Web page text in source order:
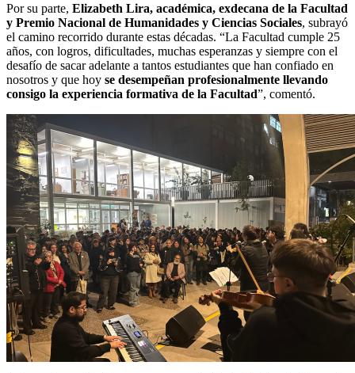
Por su parte, Elizabeth Lira, académica, exdecana de la Facultad
y Premio Nacional de Humanidades y Ciencias Sociales, subrayó
el camino recorrido durante estas décadas. “La Facultad cumple 25
años, con logros, dificultades, muchas esperanzas y siempre con el
desafío de sacar adelante a tantos estudiantes que han confiado en
nosotros y que hoy se desempeñan profesionalmente llevando
consigo la experiencia formativa de la Facultad”, comentó.